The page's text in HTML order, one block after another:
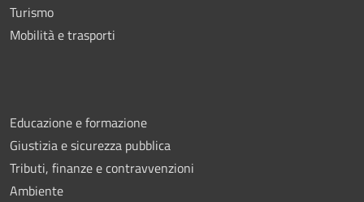
Turismo
Mobilità e trasporti
Educazione e formazione
Giustizia e sicurezza pubblica
Tributi, finanze e contravvenzioni
Ambiente